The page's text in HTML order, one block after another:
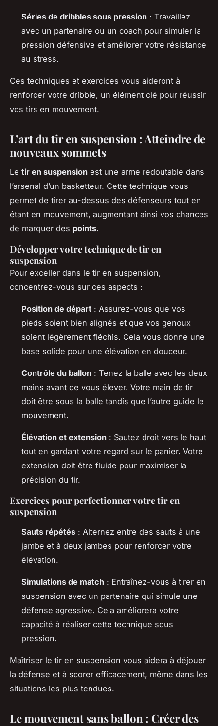
Séries de dribbles sous pression : Travaillez
avec un partenaire ou un coach pour simuler la
pression défensive et améliorer votre résistance
au stress.
Ces techniques et exercices vous aideront à
renforcer votre dribble, un élément clé pour réussir
vos tirs en mouvement.
L’art du tir en suspension : Atteindre de
nouveaux sommets
Le tir en suspension est une arme redoutable dans
l’arsenal d’un basketteur. Cette technique vous
permet de tirer au-dessus des défenseurs tout en
étant en mouvement, augmentant ainsi vos chances
de marquer des points.
Développer votre technique de tir en
suspension
Pour exceller dans le tir en suspension,
concentrez-vous sur ces aspects :
Position de départ : Assurez-vous que vos
pieds soient bien alignés et que vos genoux
soient légèrement fléchis. Cela vous donne une
base solide pour une élévation en douceur.
Contrôle du ballon : Tenez la balle avec les deux
mains avant de vous élever. Votre main de tir
doit être sous la balle tandis que l’autre guide le
mouvement.
Élévation et extension : Sautez droit vers le haut
tout en gardant votre regard sur le panier. Votre
extension doit être fluide pour maximiser la
précision du tir.
Exercices pour perfectionner votre tir en
suspension
Sauts répétés : Alternez entre des sauts à une
jambe et à deux jambes pour renforcer votre
élévation.
Simulations de match : Entraînez-vous à tirer en
suspension avec un partenaire qui simule une
défense agressive. Cela améliorera votre
capacité à réaliser cette technique sous
pression.
Maîtriser le tir en suspension vous aidera à déjouer
la défense et à scorer efficacement, même dans les
situations les plus tendues.
Le mouvement sans ballon : Créer des